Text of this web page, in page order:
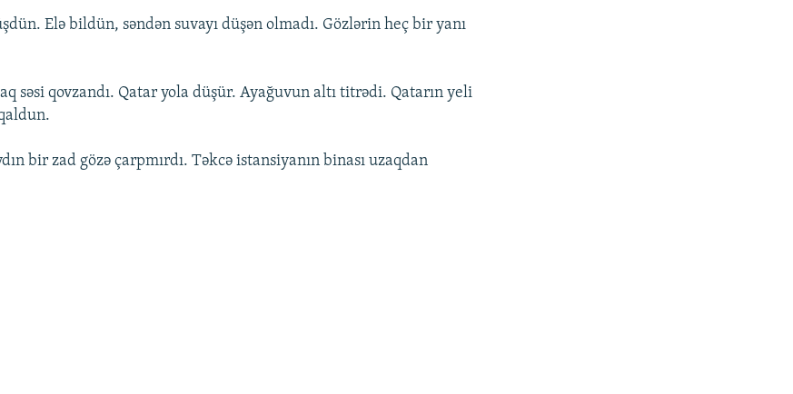
Elə bildün, səndən suvayı düşən olmadı. Gözlərin heç bir yanı
səsi qovzandı. Qatar yola düşür. Ayağuvun altı titrədi. Qatarın yeli
bir zad gözə çarpmırdı. Təkcə istansiyanın binası uzaqdan